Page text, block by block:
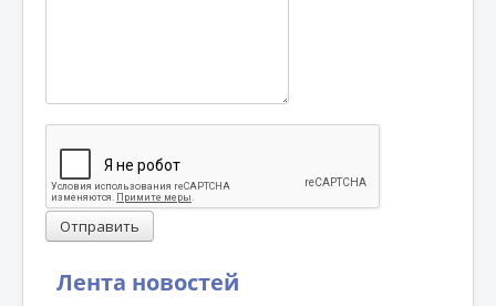
Лента новостей
Отправить